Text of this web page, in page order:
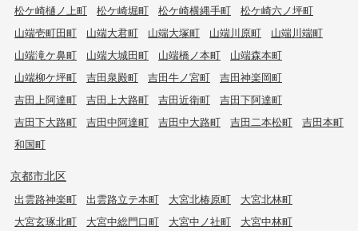
松ケ崎樋ノ上町
松ケ崎堀町 松ケ崎横縄手町
松ケ崎六ノ坪町
山端壱町田町
山端大君町 山端大塚町 山端川原町
山端川端町
山端滝ケ鼻町
山端大城田町 山端橋ノ本町
山端森本町
山端柳ケ坪町
吉田泉殿町 吉田牛ノ宮町
吉田神楽岡町
吉田上阿達町
吉田上大路町 吉田近衛町
吉田下阿達町
吉田下大路町
吉田中阿達町 吉田中大路町 吉田二本松町
吉田本町
和国町
京都市北区
出雲路神楽町 出雲路立テ本町 大宮北椿原町
大宮北林町
大宮玄琢北町
大宮中総門口町 大宮中ノ社町
大宮中林町